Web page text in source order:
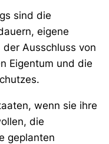
sind die
eigene
Ausschluss von
Eigentum und die
wenn sie ihre
die
geplanten